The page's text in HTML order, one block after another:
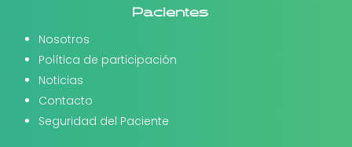
Pacientes
Nosotros
Política de participación
Noticias
Contacto
Seguridad del Paciente